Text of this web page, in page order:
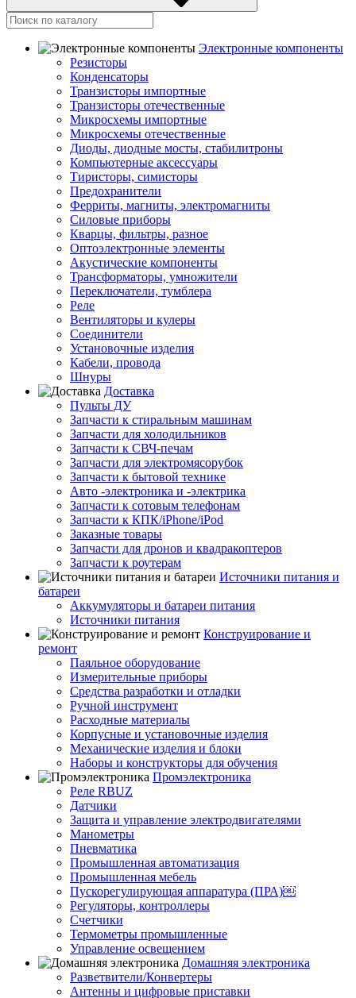
Электронные компоненты
Резисторы
Конденсаторы
Транзисторы импортные
Транзисторы отечественные
Микросхемы импортные
Микросхемы отечественные
Диоды, диодные мосты, стабилитроны
Компьютерные аксессуары
Тиристоры, симисторы
Предохранители
Ферриты, магниты, электромагниты
Силовые приборы
Кварцы, фильтры, разное
Оптоэлектронные элементы
Акустические компоненты
Трансформаторы, умножители
Переключатели, тумблера
Реле
Вентиляторы и кулеры
Соединители
Установочные изделия
Кабели, провода
Шнуры
Доставка
Пульты ДУ
Запчасти к стиральным машинам
Запчасти для холодильников
Запчасти к СВЧ-печам
Запчасти для электромясорубок
Запчасти к бытовой технике
Авто -электроника и -электрика
Запчасти к сотовым телефонам
Запчасти к КПК/iPhone/iPod
Заказные товары
Запчасти для дронов и квадракоптеров
Запчасти к роутерам
Источники питания и
батареи
Аккумуляторы и батареи питания
Источники питания
Конструирование и
ремонт
Паяльное оборудование
Измерительные приборы
Средства разработки и отладки
Ручной инструмент
Расходные материалы
Корпусные и установочные изделия
Механические изделия и блоки
Наборы и конструкторы для обучения
Промэлектроника
Реле RBUZ
Датчики
Защита и управление электродвигателями
Манометры
Пневматика
Промышленная автоматизация
Промышленная мебель
Пускорегулирующая аппаратура (ПРА)￼
Регуляторы, контроллеры
Счетчики
Термометры промышленные
Управление освещением
Домашняя электроника
Разветвители/Конвертеры
Антенны и цифровые приставки